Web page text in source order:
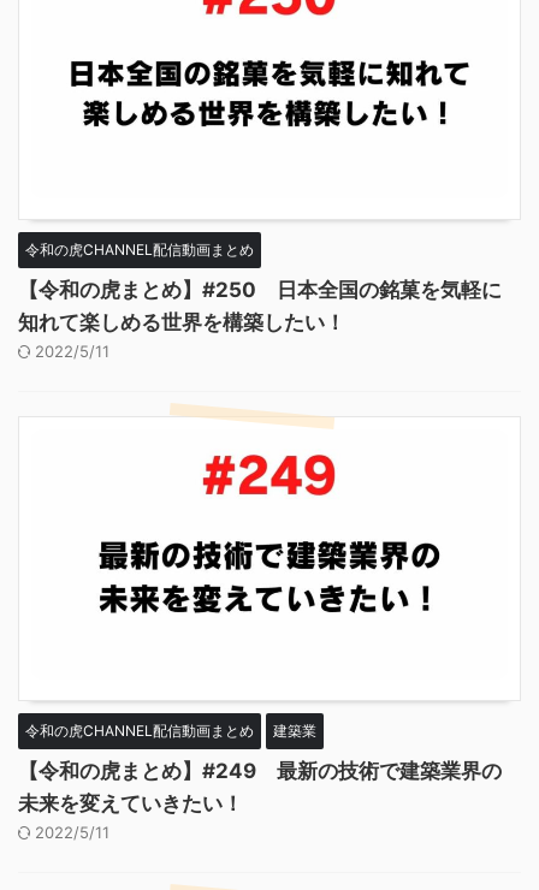
令和の虎CHANNEL配信動画まとめ
【令和の虎まとめ】#250 日本全国の銘菓を気軽に
知れて楽しめる世界を構築したい！
2022/5/11
令和の虎CHANNEL配信動画まとめ 建築業
【令和の虎まとめ】#249 最新の技術で建築業界の
未来を変えていきたい！
2022/5/11